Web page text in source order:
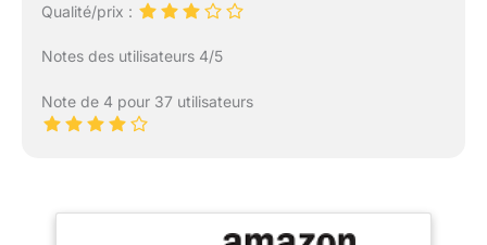
Qualité/prix :
Notes des utilisateurs 4/5
Note de 4 pour 37 utilisateurs